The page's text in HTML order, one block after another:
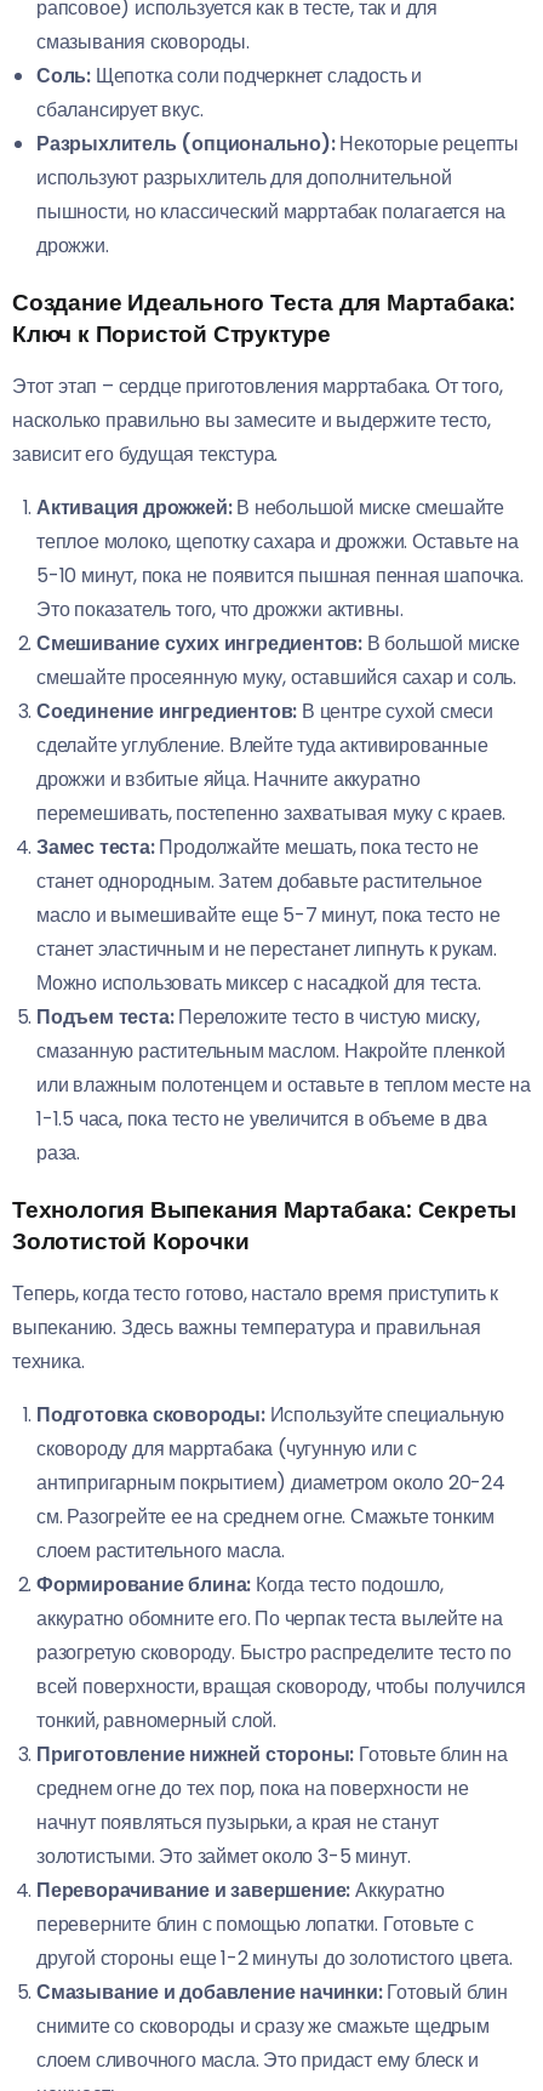
рапсовое) используется как в тесте, так и для
смазывания сковороды.
Соль: Щепотка соли подчеркнет сладость и
сбалансирует вкус.
Разрыхлитель (опционально):Некоторые рецепты
используют разрыхлитель для дополнительной
пышности, но классический марртабак полагается на
дрожжи.
Создание Идеального Теста для Мартабака:
Ключ к Пористой Структуре
Этот этап – сердце приготовления марртабака. От того,
насколько правильно вы замесите и выдержите тесто,
зависит его будущая текстура.
Активация дрожжей:В небольшой миске смешайте
теплoе молоко, щепотку сахара и дрожжи. Оставьте на
5-10 минут, пока не появится пышная пенная шапочка.
Это показатель того, что дрожжи активны.
Смешивание сухих ингредиентов: В большой миске
смешайте просеянную муку, оставшийся сахар и соль.
Соединение ингредиентов: В центре сухой смеси
сделайте углубление. Влейте туда активированные
дрожжи и взбитые яйца. Начните аккуратно
перемешивать, постепенно захватывая муку с краев.
Замес теста:Продолжайте мешать, пока тесто не
станет однородным. Затем добавьте растительное
масло и вымешивайте еще 5-7 минут, пока тесто не
станет эластичным и не перестанет липнуть к рукам.
Можно использовать миксер с насадкой для теста.
Подъем теста:Переложите тесто в чистую миску,
смазанную растительным маслом. Накройте пленкой
или влажным полотенцем и оставьте в теплом месте на
1-1.5 часа, пока тесто не увеличится в объеме в два
раза.
Технология Выпекания Мартабака: Секреты
Золотистой Корочки
Теперь, когда тесто готово, настало время приступить к
выпеканию. Здесь важны температура и правильная
техника.
Подготовка сковороды:Используйте специальную
сковороду для марртабака (чугунную или с
антипригарным покрытием) диаметром около 20-24
см. Разогрейте ее на среднем огне. Смажьте тонким
слоем растительного масла.
Формирование блина: Когда тесто подошло,
аккуратно обомните его. По черпак теста вылейте на
разогретую сковороду. Быстро распределите тесто по
всей поверхности, вращая сковороду, чтобы получился
тонкий, равномерный слой.
Приготовление нижней стороны: Готовьте блин на
среднем огне до тех пор, пока на поверхности не
начнут появляться пузырьки, а края не станут
золотистыми. Это займет около 3-5 минут.
Переворачивание и завершение:Аккуратно
переверните блин с помощью лопатки. Готовьте с
другой стороны еще 1-2 минуты до золотистого цвета.
Смазывание и добавление начинки:Готовый блин
снимите со сковороды и сразу же смажьте щедрым
слоем сливочного масла. Это придаст ему блеск и